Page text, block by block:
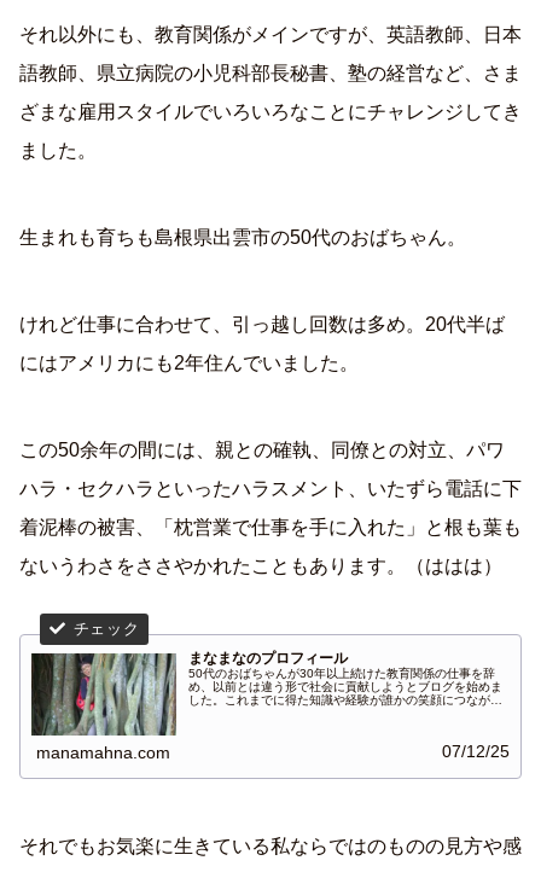
それ以外にも、教育関係がメインですが、英語教師、日本
語教師、県立病院の小児科部長秘書、塾の経営など、さま
ざまな雇用スタイルでいろいろなことにチャレンジしてき
ました。
生まれも育ちも島根県出雲市の50代のおばちゃん。
けれど仕事に合わせて、引っ越し回数は多め。20代半ば
にはアメリカにも2年住んでいました。
この50余年の間には、親との確執、同僚との対立、パワ
ハラ・セクハラといったハラスメント、いたずら電話に下
着泥棒の被害、「枕営業で仕事を手に入れた」と根も葉も
ないうわさをささやかれたこともあります。（ははは）
まなまなのプロフィール
50代のおばちゃんが30年以上続けた教育関係の仕事を辞
め、以前とは違う形で社会に貢献しようとブログを始めま
した。これまでに得た知識や経験が誰かの笑顔につながれ
manamahna.com 07/12/25
それでもお気楽に生きている私ならではのものの見方や感